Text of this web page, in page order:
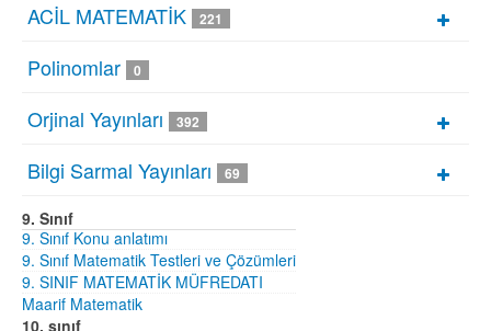
ACİL MATEMATİK 221
Polinomlar 0
Orjinal Yayınları 392
Bilgi Sarmal Yayınları 69
9. Sınıf
9. Sınıf Konu anlatımı
9. Sınıf Matematik Testleri ve Çözümleri
9. SINIF MATEMATİK MÜFREDATI
Maarif Matematik
10. sınıf